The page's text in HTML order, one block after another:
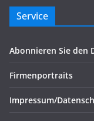
Service
Abonnieren Sie den
Firmenportraits
Impressum/